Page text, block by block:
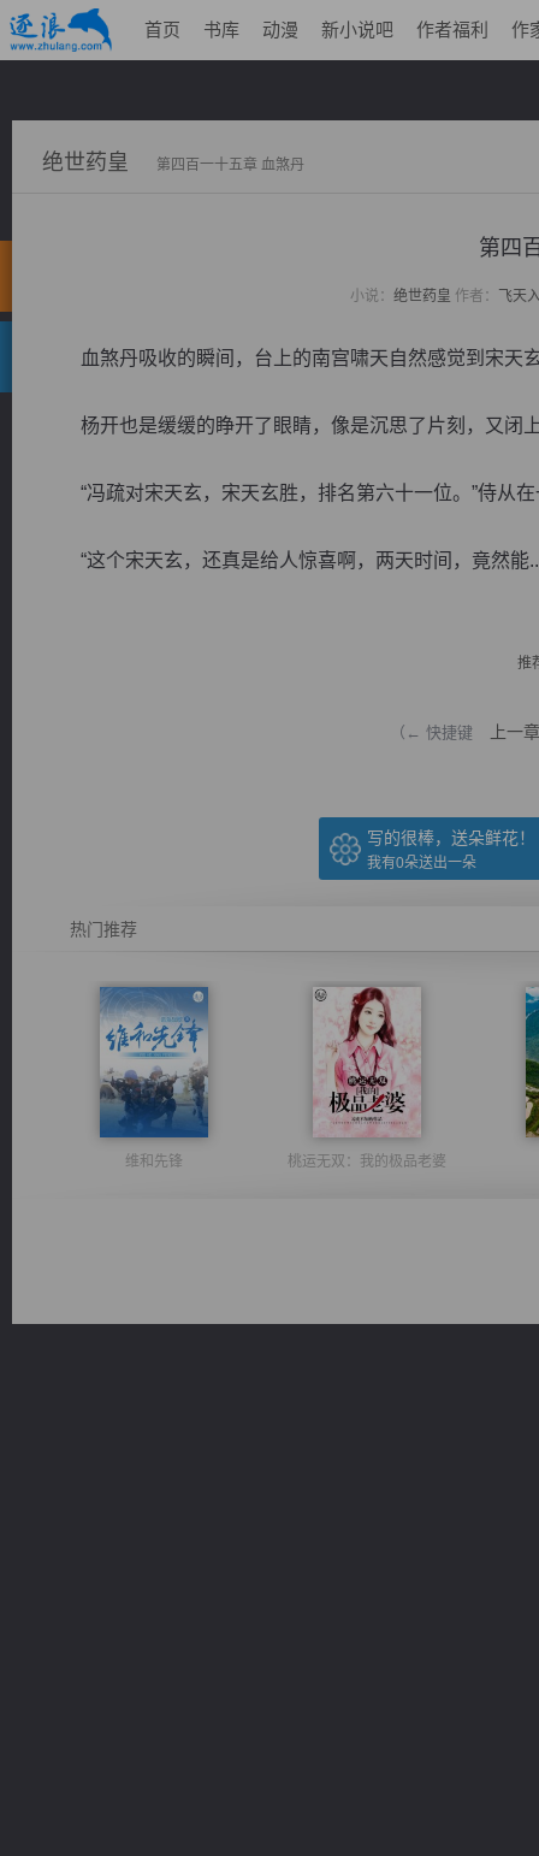
首页 书库 动漫 新小说吧 作者福利 作
绝世药皇 第四百一十五章 血煞丹
第四
小说： 绝世药皇 作者： 飞天
血煞丹吸收的瞬间，台上的南宫啸天自然感觉到宋天
杨开也是缓缓的睁开了眼睛，像是沉思了片刻，又闭
“冯疏对宋天玄，宋天玄胜，排名第六十一位。”侍从在
“这个宋天玄，还真是给人惊喜啊，两天时间，竟然能
推
（← 快捷键 上一章
写的很棒，送朵鲜花！
我有0朵送出一朵
热门推荐
维和先锋 桃运无双：我的极品老婆